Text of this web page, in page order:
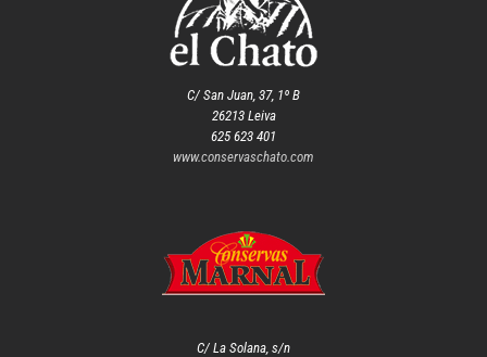
C/ San Juan, 37, 1º B
26213 Leiva
625 623 401
www.conservaschato.com
C/ La Solana, s/n